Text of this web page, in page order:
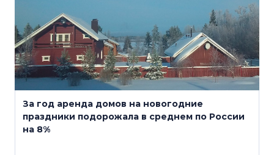
За год аренда домов на новогодние
праздники подорожала в среднем по России
на 8%